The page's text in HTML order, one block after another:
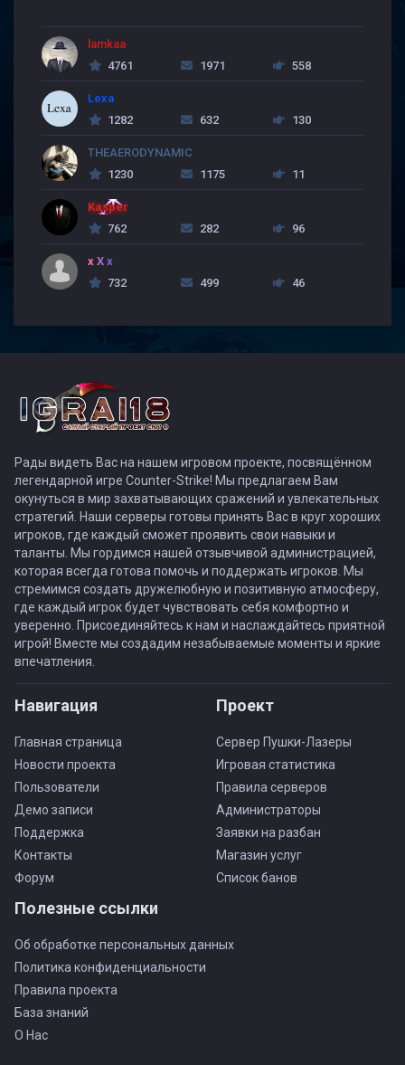
lamkaa
4761
1971 558
Lexa
1282
632 130
THEAERODYNAMIC
1230
1175 11
Kasper
762
282 96
x X x
732
499 46
Рады видеть Вас на нашем игровом проекте, посвящённом
легендарной игре Counter-Strike! Мы предлагаем Вам
окунуться в мир захватывающих сражений и увлекательных
стратегий. Наши серверы готовы принять Вас в круг хороших
игроков, где каждый сможет проявить свои навыки и
таланты. Мы гордимся нашей отзывчивой администрацией,
которая всегда готова помочь и поддержать игроков. Мы
стремимся создать дружелюбную и позитивную атмосферу,
где каждый игрок будет чувствовать себя комфортно и
уверенно. Присоединяйтесь к нам и наслаждайтесь приятной
игрой! Вместе мы создадим незабываемые моменты и яркие
впечатления.
Навигация
Главная страница
Новости проекта
Пользователи
Демо записи
Поддержка
Контакты
Форум
Проект
Сервер Пушки-Лазеры
Игровая статистика
Правила серверов
Администраторы
Заявки на разбан
Магазин услуг
Список банов
Полезные ссылки
Об обработке персональных данных
Политика конфиденциальности
Правила проекта
База знаний
О Нас